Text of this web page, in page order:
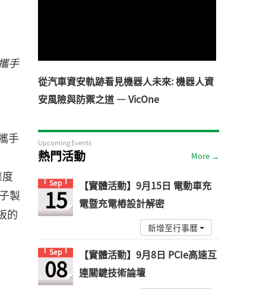
手
手
製
的
從汽車資安軌跡看見機器人未來: 機器人資
安風險與防禦之道 — VicOne
Upcoming Events
熱門活動 More →
Sep
15
【實體活動】9月15日 電動車充
電暨充電樁設計解密
新增至行事曆
Sep
08
【實體活動】9月8日 PCIe高速互
連關鍵技術論壇